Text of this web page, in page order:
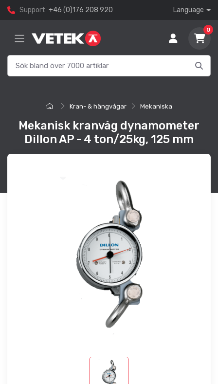
Support +46 (0)176 208 920 Language
0
Kran- & hängvågar Mekaniska
Mekanisk kranvåg dynamometer
Dillon AP - 4 ton/25kg, 125 mm